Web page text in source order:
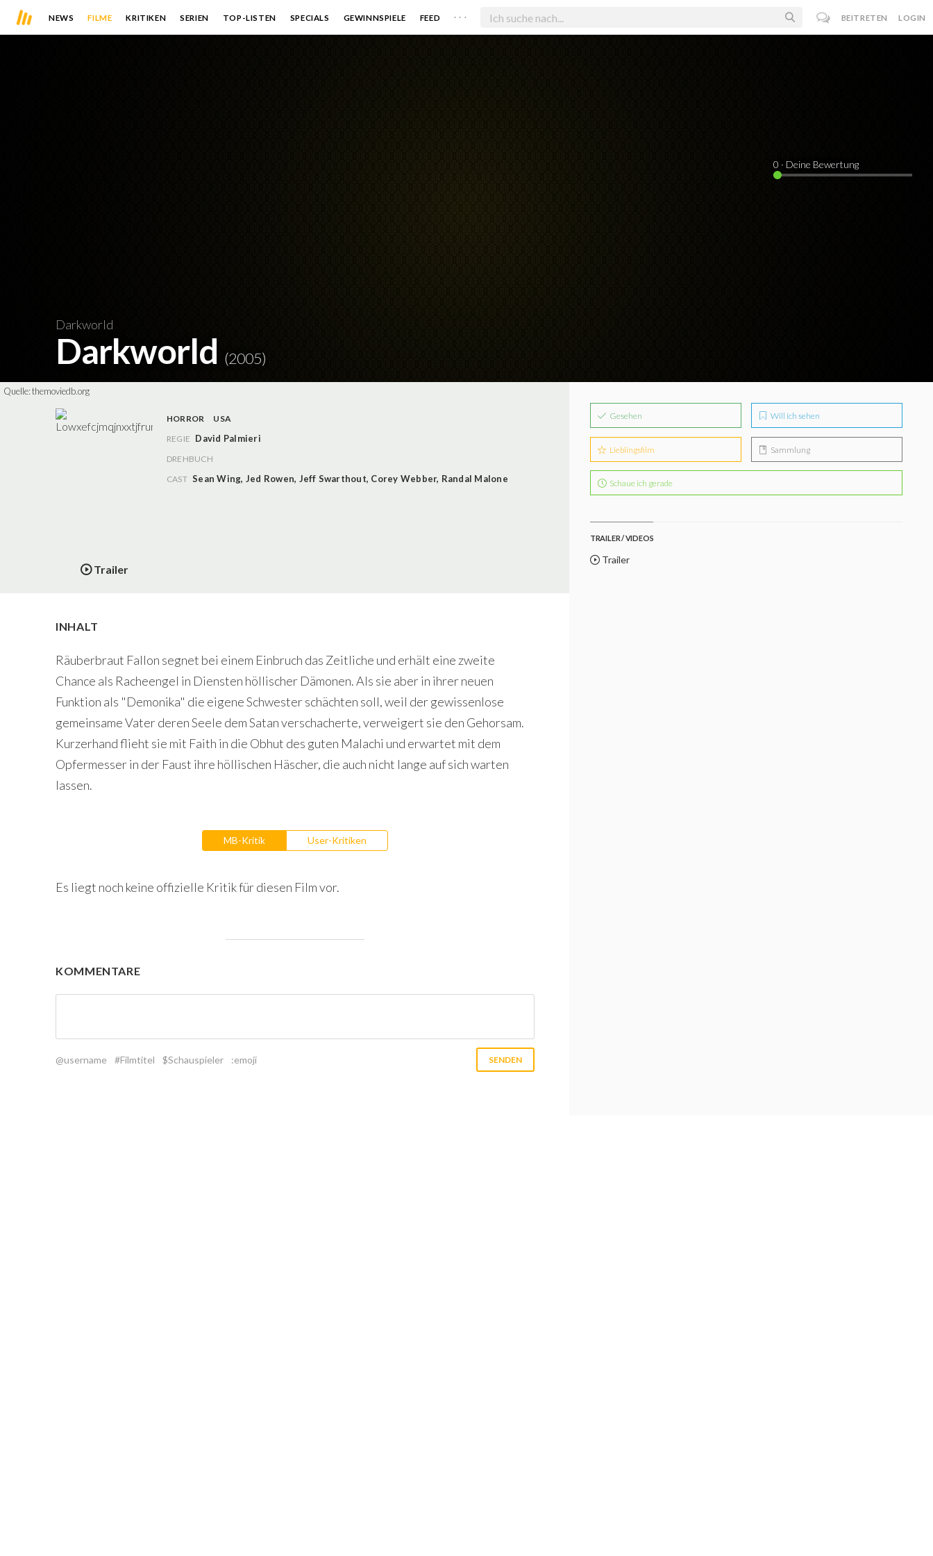
NEWS FILME KRITIKEN SERIEN TOP-LISTEN SPECIALS GEWINNSPIELE FEED . . . BEITRETEN LOGIN
Darkworld
Darkworld (2005)
0 · Deine Bewertung
Quelle:themoviedb.org
Trailer
HORROR
USA
REGIE David Palmieri
DREHBUCH
CAST Sean Wing, Jed Rowen, Jeff Swarthout, Corey Webber, Randal Malone
INHALT
Räuberbraut Fallon segnet bei einem Einbruch das Zeitliche und erhält eine zweite
Chance als Racheengel in Diensten höllischer Dämonen. Als sie aber in ihrer neuen
Funktion als "Demonika" die eigene Schwester schächten soll, weil der gewissenlose
gemeinsame Vater deren Seele dem Satan verschacherte, verweigert sie den Gehorsam.
Kurzerhand flieht sie mit Faith in die Obhut des guten Malachi und erwartet mit dem
Opfermesser in der Faust ihre höllischen Häscher, die auch nicht lange auf sich warten
lassen.
MB-Kritik User-Kritiken
Es liegt noch keine offizielle Kritik für diesen Film vor.
KOMMENTARE
@username #Filmtitel $Schauspieler :emoji
Gesehen Will ich sehen
Lieblingsfilm Sammlung
Schaue ich gerade
TRAILER / VIDEOS
Trailer